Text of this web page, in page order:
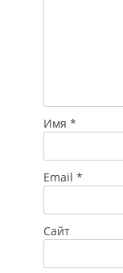
Имя *
Email *
Сайт